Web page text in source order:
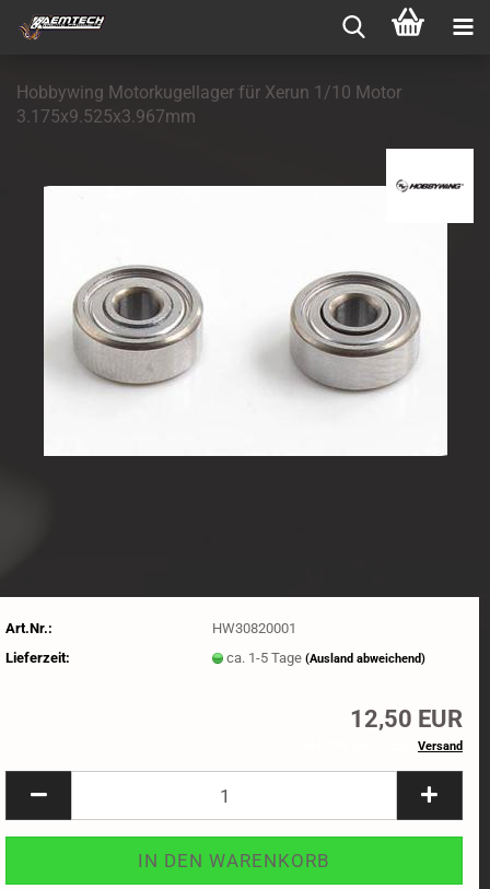
Hobbywing Motorkugellager für Xerun 1/10 Motor
3.175x9.525x3.967mm
Art.Nr.:
HW30820001
Lieferzeit:
ca. 1-5 Tage(Ausland abweichend)
12,50 EUR
Versand